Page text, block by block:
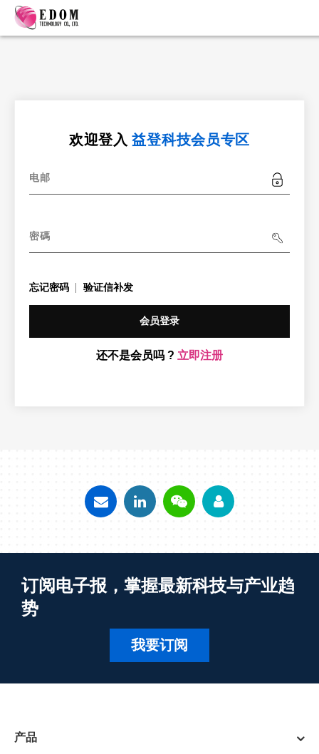
欢迎登入益登科技会员专区
电邮
密碼
忘记密码 验证信补发
会员登录
还不是会员吗 ? 立即注册
订阅电子报，掌握最新科技与产业趋
势
我要订阅
产品